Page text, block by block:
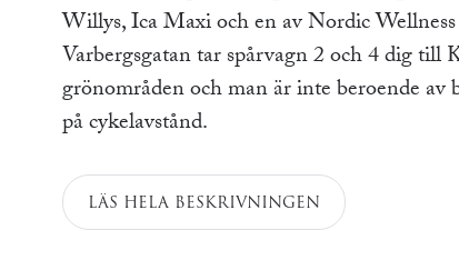
Willys, Ica Maxi och en av Nordic
Varbergsgatan tar spårvagn 2 och 4 dig
grönområden och man är inte beroende
på cykelavstånd.
LÄS HELA BESKRIVNINGEN